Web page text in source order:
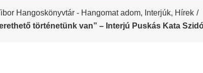
Hangoskönyvtár - Hangomat adom, Interjúk, Hírek /
történetünk van” – Interjú Puskás Kata